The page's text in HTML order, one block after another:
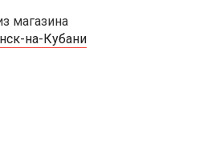
магазина
на-Кубани